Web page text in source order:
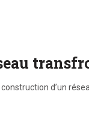
d’un